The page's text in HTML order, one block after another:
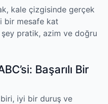
kale çizgisinde gerçek
bir mesafe kat
pratik, azim ve doğru
Başarılı Bir
iyi bir duruş ve